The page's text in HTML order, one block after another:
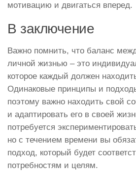
мотивацию и двигаться вперед.
В заключение
Важно помнить, что баланс
личной жизнью – это
которое каждый должен
Одинаковые принципы и
поэтому важно находить свой
и адаптировать его в своей
потребуется
но с течением времени вы
подход, который будет
потребностям и целям.